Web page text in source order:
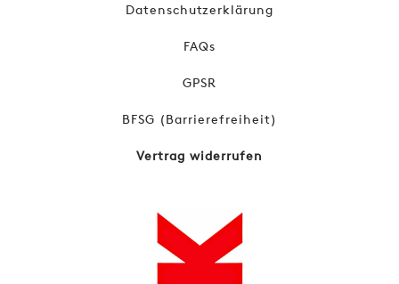
Datenschutzerklärung
FAQs
GPSR
BFSG (Barrierefreiheit)
Vertrag widerrufen